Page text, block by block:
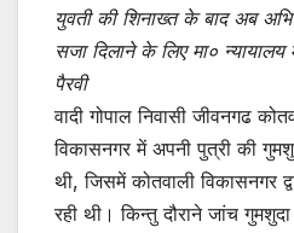
युवती की शिनाख्त के बाद अब
सजा दिलाने के लिए मा०
पैरवी
वादी गोपाल निवासी जीवनगढ
विकासनगर में अपनी पुत्री की
थी, जिसमें कोतवाली विकासनगर
रही थी। किन्तु दौराने जांच गुमशुदा